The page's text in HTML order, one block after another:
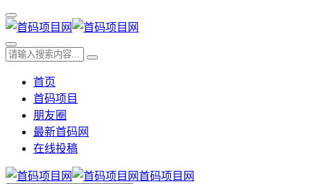
首页
首码项目
朋友圈
最新首码网
在线投稿
首码项目网